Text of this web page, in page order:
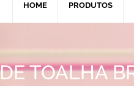
HOME PRODUTOS
TOALHA